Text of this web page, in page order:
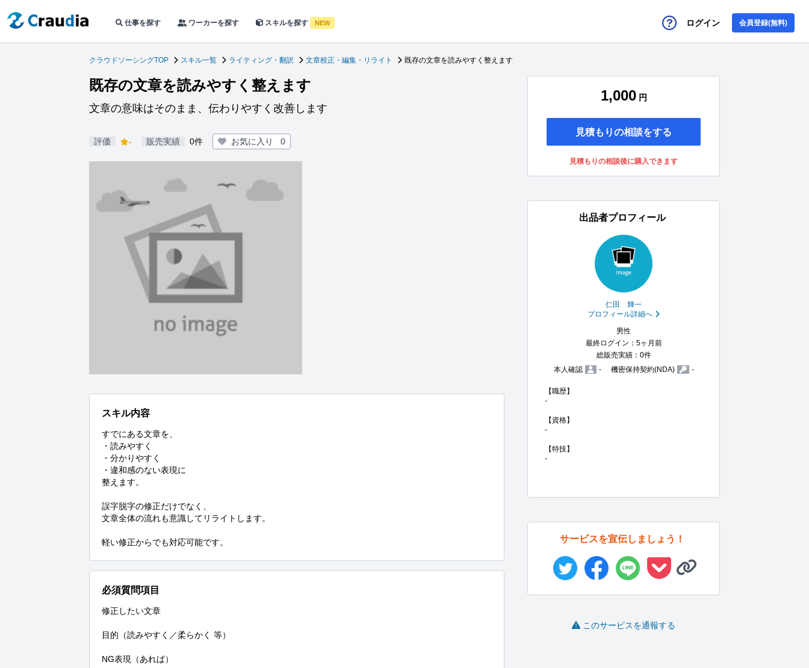
仕事を探す ワーカーを探す スキルを探す NEW ログイン 会員登録(無料)
クラウドソーシングTOP スキル一覧 ライティング・翻訳 文章校正・編集・リライト 既存の文章を読みやすく整えます
既存の文章を読みやすく整えます
文章の意味はそのまま、伝わりやすく改善します
評価 - 販売実績 0件 お気に入り 0
スキル内容
すでにある文章を、
・読みやすく
・分かりやすく
・違和感のない表現に
整えます。
誤字脱字の修正だけでなく、
文章全体の流れも意識してリライトします。
軽い修正からでも対応可能です。
必須質問項目
修正したい文章
目的（読みやすく／柔らかく 等）
NG表現（あれば）
1,000 円
見積もりの相談をする
見積もりの相談後に購入できます
出品者プロフィール
仁田 輝一
プロフィール詳細へ
男性
最終ログイン：5ヶ月前
総販売実績：0件
本人確認
- 機密保持契約(NDA) -
【職歴】
-
【資格】
-
【特技】
-
サービスを宣伝しましょう！
このサービスを通報する